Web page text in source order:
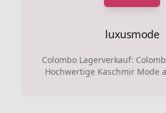
luxusmode
Colombo Lagerverkauf:
Hochwertige Kaschmir Mode